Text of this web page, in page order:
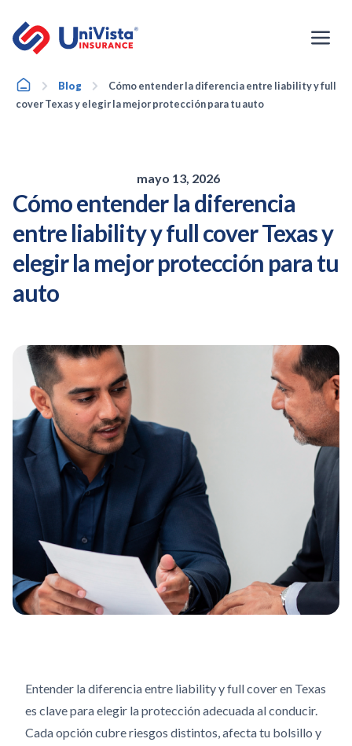
contenido
HomeBlog
Cómo entender la diferencia entre liability y full
cover Texas y elegir la mejor protección para tu auto
mayo 13, 2026
Cómo entender la diferencia
entre liability y full cover Texas y
elegir la mejor protección para tu
auto
Entender la diferencia entre liability y full cover en Texas
es clave para elegir la protección adecuada al conducir.
Cada opción cubre riesgos distintos, afecta tu bolsillo y